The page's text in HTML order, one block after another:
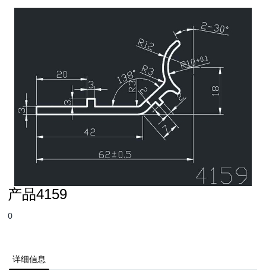
产品4159
0
详细信息